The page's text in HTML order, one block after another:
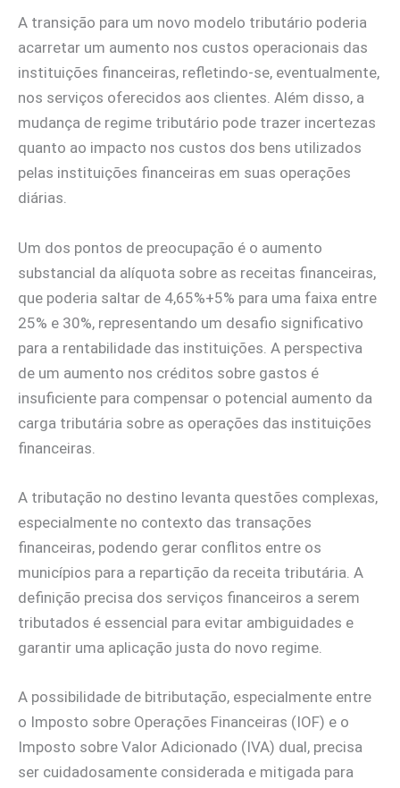
A transição para um novo modelo tributário poderia
acarretar um aumento nos custos operacionais das
instituições financeiras, refletindo-se, eventualmente,
nos serviços oferecidos aos clientes. Além disso, a
mudança de regime tributário pode trazer incertezas
quanto ao impacto nos custos dos bens utilizados
pelas instituições financeiras em suas operações
diárias.
Um dos pontos de preocupação é o aumento
substancial da alíquota sobre as receitas financeiras,
que poderia saltar de 4,65%+5% para uma faixa entre
25% e 30%, representando um desafio significativo
para a rentabilidade das instituições. A perspectiva
de um aumento nos créditos sobre gastos é
insuficiente para compensar o potencial aumento da
carga tributária sobre as operações das instituições
financeiras.
A tributação no destino levanta questões complexas,
especialmente no contexto das transações
financeiras, podendo gerar conflitos entre os
municípios para a repartição da receita tributária. A
definição precisa dos serviços financeiros a serem
tributados é essencial para evitar ambiguidades e
garantir uma aplicação justa do novo regime.
A possibilidade de bitributação, especialmente entre
o Imposto sobre Operações Financeiras (IOF) e o
Imposto sobre Valor Adicionado (IVA) dual, precisa
ser cuidadosamente considerada e mitigada para